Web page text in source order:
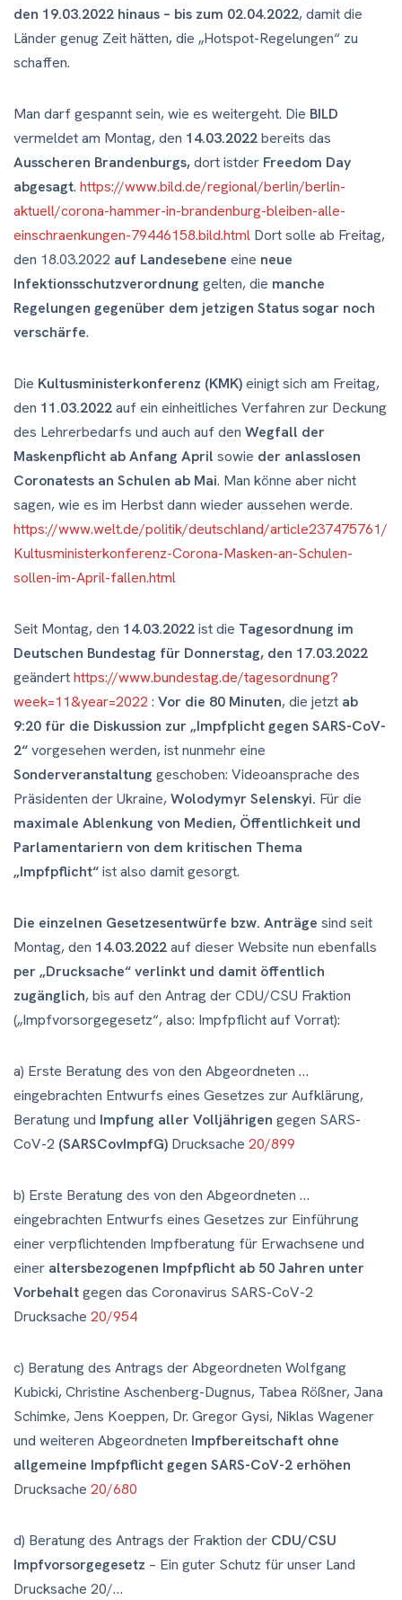
den 19.03.2022 hinaus – bis zum 02.04.2022, damit die
Länder genug Zeit hätten, die „Hotspot-Regelungen“ zu
schaffen.
Man darf gespannt sein, wie es weitergeht. Die BILD
vermeldet am Montag, den 14.03.2022bereits das
Ausscheren Brandenburgs,dort istder Freedom Day
abgesagt. https://www.bild.de/regional/berlin/berlin-
aktuell/corona-hammer-in-brandenburg-bleiben-alle-
einschraenkungen-79446158.bild.html Dort solle ab Freitag,
den 18.03.2022 auf Landesebene eine neue
Infektionsschutzverordnung gelten, die manche
Regelungen gegenüber dem jetzigen Status sogar noch
verschärfe.
Die Kultusministerkonferenz (KMK)einigt sich am Freitag,
den 11.03.2022auf ein einheitliches Verfahren zur Deckung
des Lehrerbedarfs und auch auf den Wegfall der
Maskenpflicht ab Anfang April sowie der anlasslosen
Coronatests an Schulen ab Mai. Man könne aber nicht
sagen, wie es im Herbst dann wieder aussehen werde.
https://www.welt.de/politik/deutschland/article237475761/
Kultusministerkonferenz-Corona-Masken-an-Schulen-
sollen-im-April-fallen.html
Seit Montag, den 14.03.2022ist die Tagesordnung im
Deutschen Bundestag für Donnerstag, den 17.03.2022
geänderthttps://www.bundestag.de/tagesordnung?
week=11&year=2022 : Vor die 80 Minuten, die jetzt ab
9:20 für die Diskussion zur „Impfplicht gegen SARS-CoV-
2“vorgesehen werden, ist nunmehr eine
Sonderveranstaltung geschoben: Videoansprache des
Präsidenten der Ukraine,Wolodymyr Selenskyi. Für die
maximale Ablenkung von Medien, Öffentlichkeit und
Parlamentariern von dem kritischen Thema
„Impfpflicht“ist also damit gesorgt.
Die einzelnen Gesetzesentwürfe bzw. Anträge sind seit
Montag, den 14.03.2022auf dieser Website nun ebenfalls
per „Drucksache“ verlinkt und damit öffentlich
zugänglich, bis auf den Antrag der CDU/CSU Fraktion
(„Impfvorsorgegesetz“, also: Impfpflicht auf Vorrat):
a) Erste Beratung des von den Abgeordneten …
eingebrachten Entwurfs eines Gesetzes zur Aufklärung,
Beratung und Impfung aller Volljährigen gegen SARS-
CoV-2 (SARSCovImpfG) Drucksache 20/899
b) Erste Beratung des von den Abgeordneten …
eingebrachten Entwurfs eines Gesetzes zur Einführung
einer verpflichtenden Impfberatung für Erwachsene und
einer altersbezogenen Impfpflicht ab 50 Jahren unter
Vorbehaltgegen das Coronavirus SARS-CoV-2
Drucksache 20/954
c) Beratung des Antrags der Abgeordneten Wolfgang
Kubicki, Christine Aschenberg-Dugnus, Tabea Rößner, Jana
Schimke, Jens Koeppen, Dr. Gregor Gysi, Niklas Wagener
und weiteren Abgeordneten Impfbereitschaft ohne
allgemeine Impfpflicht gegen SARS-CoV-2 erhöhen
Drucksache 20/680
d) Beratung des Antrags der Fraktion der CDU/CSU
Impfvorsorgegesetz – Ein guter Schutz für unser Land
Drucksache 20/…